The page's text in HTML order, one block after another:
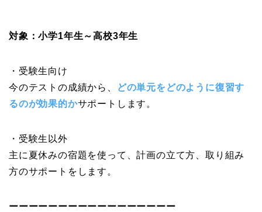
対象：小学1年生～高校3年生
・受験生向け
今のテストの成績から、
どの単元をどのように復習す
るのが効果的かサポートします。
・受験生以外
主に夏休みの宿題を使って、計画の立て方、取り組み
方のサポートをします。
ーーーーーーーーーーーーーーーーー